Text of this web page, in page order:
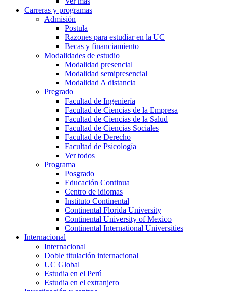
Carreras y programas
Admisión
Postula
Razones para estudiar en la UC
Becas y financiamiento
Modalidades de estudio
Modalidad presencial
Modalidad semipresencial
Modalidad A distancia
Pregrado
Facultad de Ingeniería
Facultad de Ciencias de la Empresa
Facultad de Ciencias de la Salud
Facultad de Ciencias Sociales
Facultad de Derecho
Facultad de Psicología
Ver todos
Programa
Posgrado
Educación Continua
Centro de idiomas
Instituto Continental
Continental Florida University
Continental University of Mexico
Continental International Universities
Internacional
Internacional
Doble titulación internacional
UC Global
Estudia en el Perú
Estudia en el extranjero